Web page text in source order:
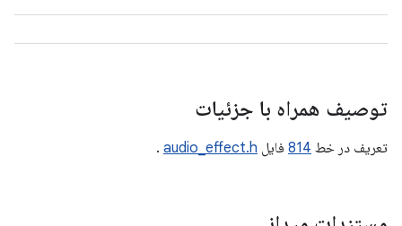
توصیف همراه با جزئیات
تعریف در خط 814 فایل audio_effect.h
.